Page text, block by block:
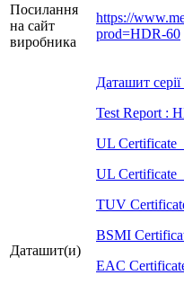
Посилання
на сайт
виробника
https://
prod=HDR-60
Даташит(и)
Даташит
Test Report :
UL
UL
TUV
BSMI
EAC